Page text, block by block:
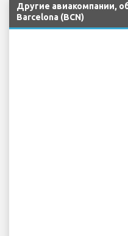
Другие авиакомпании,
Barcelona (BCN)